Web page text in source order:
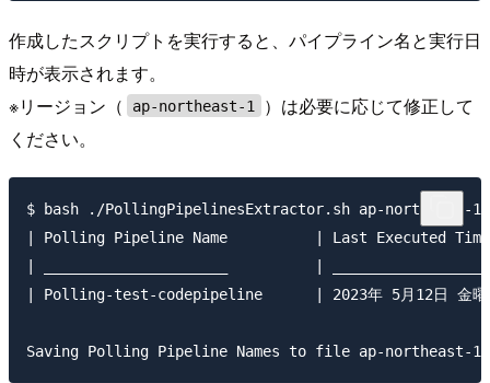
作成したスクリプトを実行すると、パイプライン名と実行日
時が表示されます。
※リージョン（
ap-northeast-1
）は必要に応じて修正して
ください。
$ bash ./PollingPipelinesExtractor.sh ap-northeast-1
| Polling Pipeline Name          | Last Executed
| Polling-test-codepipeline      | 2023年 5月12日 金曜